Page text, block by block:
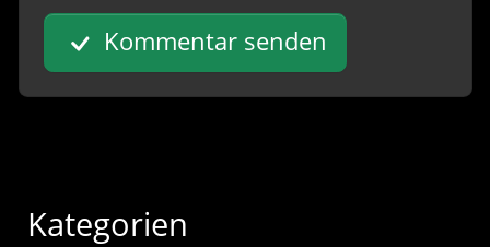
Kommentar senden
Kategorien